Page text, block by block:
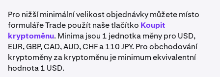
a nemusí být vždy aktuální.Přihlaste se ke svému účtu
Kraken, abyste viděli nejaktuálnější informace uvedené
na každé stránce vkladů a výběrů. Minimální velikost
objednávky se řídízákladní měnou.
Všechny hodnoty jsou v příslušné kryptoměně, nikoli v
Euro
5 EUR
0,0001 BTC nebo větší.
Pokud obchodujete ETH, objem objednávky musí být
0,01 ETH nebo větší.
Pokud obchodujete EUR, objem objednávky musí být 5
EUR nebo větší.
Pro nižší minimální velikost objednávky můžete místo
formuláře Trade použít naše tlačítko Koupit
kryptoměnu. Minima jsou 1 jednotka měny pro USD,
EUR, GBP, CAD, AUD, CHF a 110 JPY. Pro obchodování
kryptoměny za kryptoměnu je minimum ekvivalentní
hodnota 1 USD.